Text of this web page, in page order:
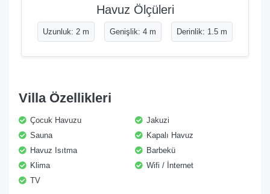
Havuz Ölçüleri
Uzunluk: 2 m Genişlik: 4 m Derinlik: 1.5 m
Villa Özellikleri
Çocuk Havuzu
Jakuzi
Sauna
Kapalı Havuz
Havuz Isıtma
Barbekü
Klima
Wifi / İnternet
TV